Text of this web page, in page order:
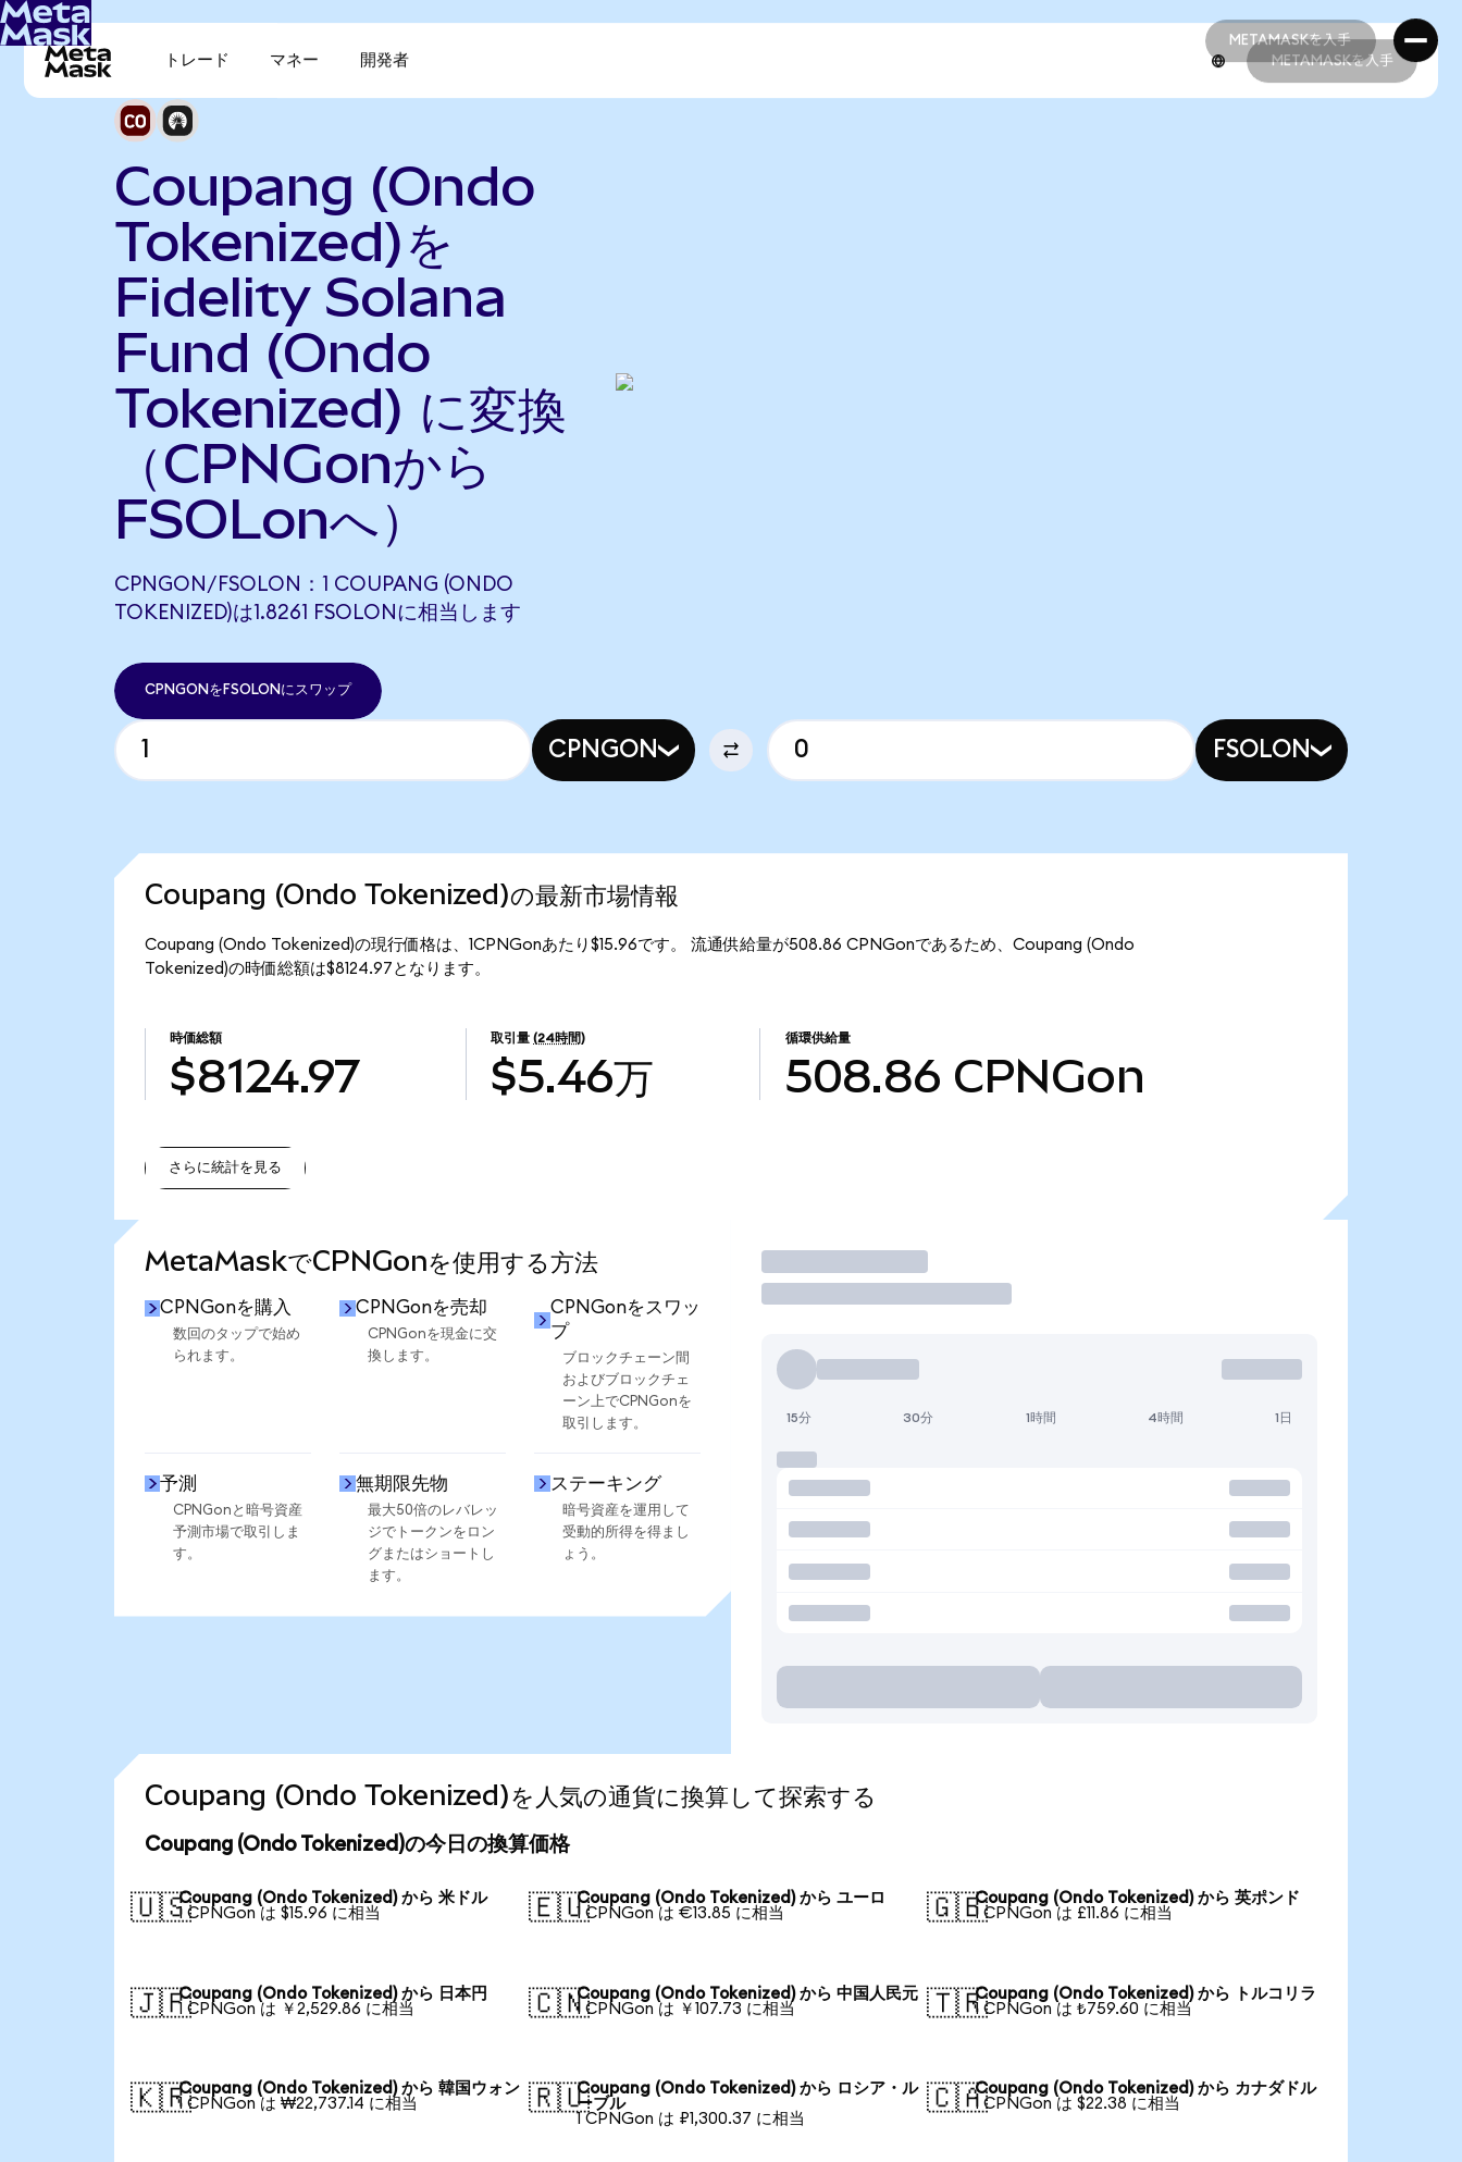
METAMASKを入手
METAMASKを入手
トレード マネー 開発者 METAMASKを入手
Coupang (Ondo
Tokenized)を
Fidelity Solana
Fund (Ondo
Tokenized) に変換
（CPNGonから
FSOLonへ）
CPNGON/FSOLON：1 COUPANG (ONDO
TOKENIZED)は1.8261 FSOLONに相当します
CPNGONをFSOLONにスワップ
CPNGON FSOLON
Coupang (Ondo Tokenized)の最新市場情報
Coupang (Ondo Tokenized)の現行価格は、1CPNGonあたり$15.96です。 流通供給量が508.86 CPNGonであるため、Coupang (Ondo
Tokenized)の時価総額は$8124.97となります。
時価総額
$8124.97
取引量 (24時間)
$5.46万
循環供給量
508.86 CPNGon
さらに統計を見る
MetaMaskでCPNGonを使用する方法
CPNGonを購入
数回のタップで始め
られます。
CPNGonを売却
CPNGonを現金に交
換します。
CPNGonをスワッ
プ
ブロックチェーン間
およびブロックチェ
ーン上でCPNGonを
取引します。
予測
CPNGonと暗号資産
予測市場で取引しま
す。
無期限先物
最大50倍のレバレッ
ジでトークンをロン
グまたはショートし
ます。
ステーキング
暗号資産を運用して
受動的所得を得まし
ょう。
取引
15分 30分 1時間 4時間 1日
Coupang (Ondo Tokenized)を人気の通貨に換算して探索する
Coupang (Ondo Tokenized)の今日の換算価格
🇺🇸Coupang (Ondo Tokenized) から 米ドル
1 CPNGon は $15.96 に相当
🇪🇺Coupang (Ondo Tokenized) から ユーロ
1 CPNGon は €13.85 に相当
🇬🇧Coupang (Ondo Tokenized) から 英ポンド
1 CPNGon は £11.86 に相当
🇯🇵Coupang (Ondo Tokenized) から 日本円
1 CPNGon は ￥2,529.86 に相当
🇨🇳Coupang (Ondo Tokenized) から 中国人民元
1 CPNGon は ￥107.73 に相当
🇹🇷Coupang (Ondo Tokenized) から トルコリラ
1 CPNGon は ₺759.60 に相当
🇰🇷Coupang (Ondo Tokenized) から 韓国ウォン
1 CPNGon は ₩22,737.14 に相当
🇷🇺Coupang (Ondo Tokenized) から ロシア・ル
ーブル
1 CPNGon は ₽1,300.37 に相当
🇨🇦Coupang (Ondo Tokenized) から カナダドル
1 CPNGon は $22.38 に相当